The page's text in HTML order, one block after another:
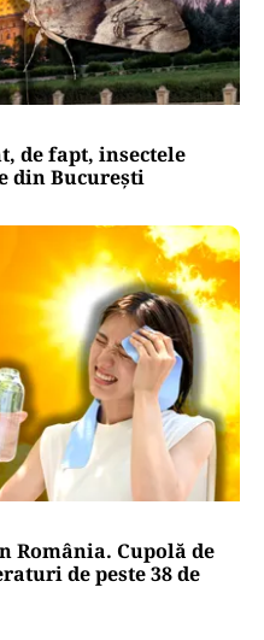
de fapt, insectele
din București
România. Cupolă de
de peste 38 de